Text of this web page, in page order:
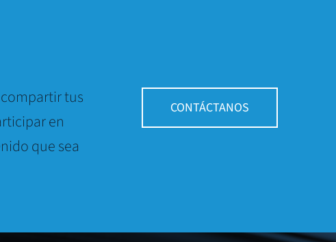
tus
en
que sea
CONTÁCTANOS